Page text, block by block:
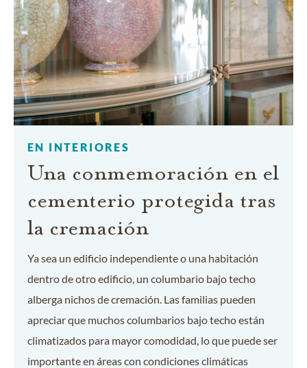
EN INTERIORES
Una conmemoración en el
cementerio protegida tras
la cremación
Ya sea un edificio independiente o una habitación
dentro de otro edificio, un columbario bajo techo
alberga nichos de cremación. Las familias pueden
apreciar que muchos columbarios bajo techo están
climatizados para mayor comodidad, lo que puede ser
importante en áreas con condiciones climáticas